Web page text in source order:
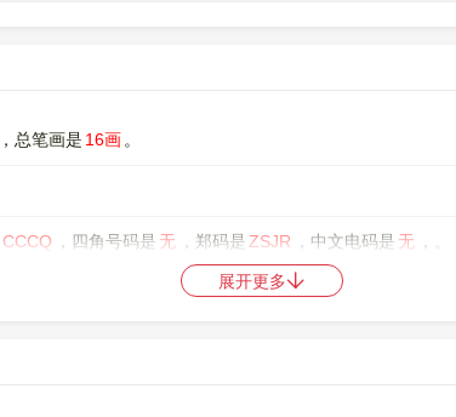
，总笔画是 16画 。
CCCQ ，四角号码是 无 ，郑码是 ZSJR ，中文电码是 无 ，。
中日韩统一表意文字扩展区B
展开更多